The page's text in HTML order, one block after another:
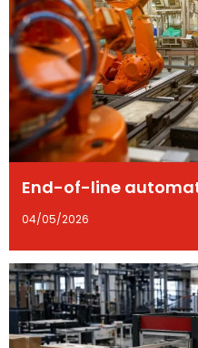
End-of-line
04/05/2026